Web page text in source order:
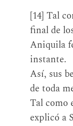
[14] Tal
final de
Aniquila
instante.
Así, sus
de toda
Tal como
explicó a